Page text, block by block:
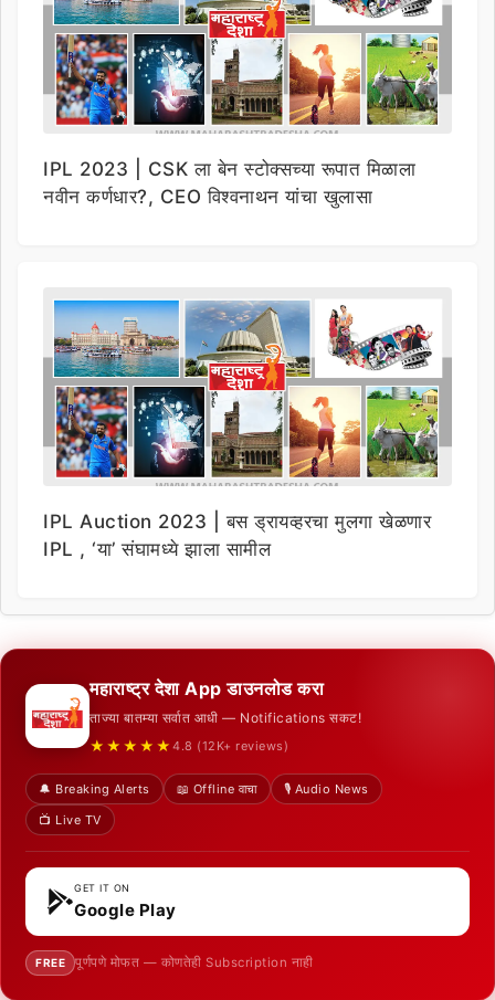
IPL 2023 | CSK ला बेन स्टोक्सच्या रूपात मिळाला
नवीन कर्णधार?, CEO विश्वनाथन यांचा खुलासा
IPL Auction 2023 | बस ड्रायव्हरचा मुलगा खेळणार
IPL , ‘या’ संघामध्ये झाला सामील
महाराष्ट्र देशा App डाउनलोड करा
ताज्या बातम्या सर्वात आधी — Notifications सकट!
★★★★★ 4.8 (12K+ reviews)
🔔 Breaking Alerts 📖 Offline वाचा
🎙️ Audio News
📺 Live TV
GET IT ON
Google Play
FREE पूर्णपणे मोफत — कोणतेही Subscription नाही